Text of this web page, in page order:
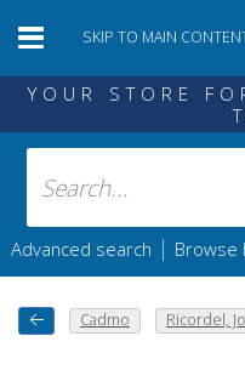
SKIP TO MAIN
YOUR STORE
Advanced search | Browse
Cadmo Ricordel,